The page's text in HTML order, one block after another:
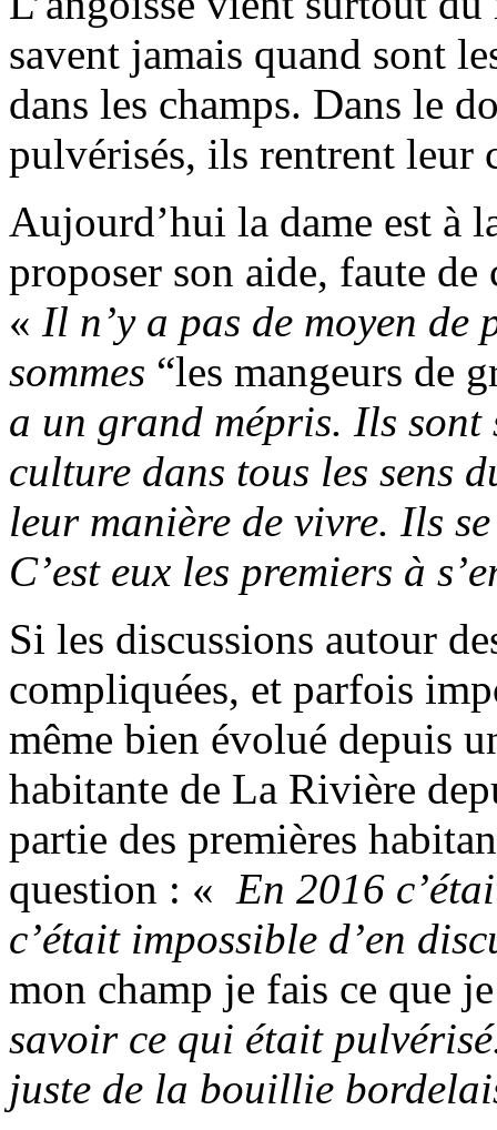
savent jamais quand sont
dans les champs. Dans le
pulvérisés, ils rentrent leur
Aujourd’hui la dame est à
proposer son aide, faute
« Il n’y a pas de moyen
sommes “les mangeurs de
a un grand mépris. Ils
culture dans tous les sens
leur manière de vivre. Ils
C’est eux les premiers à
Si les discussions autour
compliquées, et parfois
même bien évolué depuis
habitante de La Rivière
partie des premières
question : « En 2016
c’était impossible d’en
mon champ je fais ce que
savoir ce qui était
juste de la bouillie